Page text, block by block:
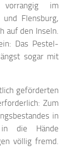
vorrangig im
und Flensburg,
auf den Inseln.
Das Pestel-
sogar mit
geförderten
Zum
in
in die Hände
völlig fremd.